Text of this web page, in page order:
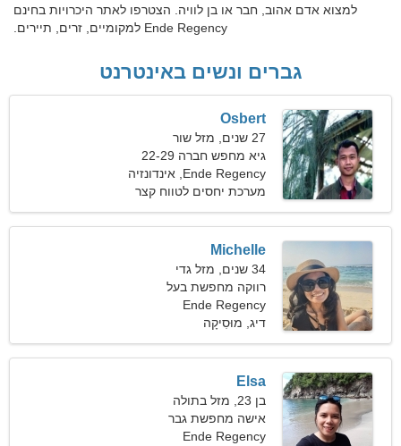
למצוא אדם אהוב, חבר או בן לוויה. הצטרפו לאתר היכרויות בחינם
Ende Regency למקומיים, זרים, תיירים.
גברים ונשים באינטרנט
Osbert
27 שנים, מזל שור
גיא מחפש חברה 22-29
Ende Regency, אינדונזיה
מערכת יחסים לטווח קצר
Michelle
34 שנים, מזל גדי
רווקה מחפשת בעל
Ende Regency
דיג, מוּסִיקָה
Elsa
בן 23, מזל בתולה
אישה מחפשת גבר
Ende Regency